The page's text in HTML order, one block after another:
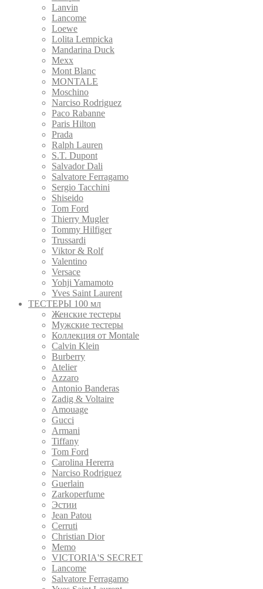
Lanvin
Lancome
Loewe
Lolita Lempicka
Mandarina Duck
Mexx
Mont Blanc
MONTALE
Moschino
Narciso Rodriguez
Paco Rabanne
Paris Hilton
Prada
Ralph Lauren
S.T. Dupont
Salvador Dali
Salvatore Ferragamo
Sergio Tacchini
Shiseido
Tom Ford
Thierry Mugler
Tommy Hilfiger
Trussardi
Viktor & Rolf
Valentino
Versace
Yohji Yamamoto
Yves Saint Laurent
ТЕСТЕРЫ 100 мл
Женские тестеры
Мужские тестеры
Коллекция от Montale
Calvin Klein
Burberry
Atelier
Azzaro
Antonio Banderas
Zadig & Voltaire
Amouage
Gucci
Armani
Tiffany
Tom Ford
Carolina Hererra
Narciso Rodriguez
Guerlain
Zarkoperfume
Эстии
Jean Patou
Cerruti
Christian Dior
Memo
VICTORIA'S SECRET
Lancome
Salvatore Ferragamo